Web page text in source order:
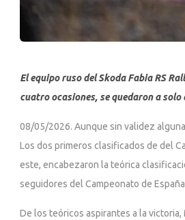
El equipo ruso del Skoda Fabia RS
cuatro ocasiones, se quedaron a solo
08/05/2026. Aunque sin validez
Los dos primeros clasificados de del
este, encabezaron la teórica
seguidores del Campeonato de
De los teóricos aspirantes a la